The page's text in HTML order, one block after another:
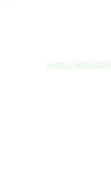
+54911 6653-0075